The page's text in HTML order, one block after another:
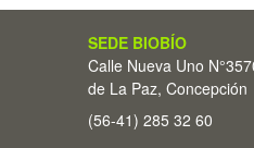
SEDE BIOBÍO
Calle Nueva Uno
de La Paz, Concepción
(56-41) 285 32 60